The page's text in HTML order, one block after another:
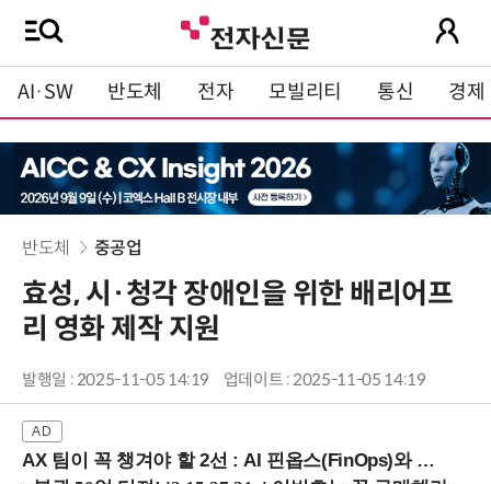
AI·SW 반도체 전자 모빌리티 통신 경제
반도체 중공업
효성, 시·청각 장애인을 위한 배리어프
리 영화 제작 지원
발행일 : 2025-11-05 14:19 업데이트 : 2025-11-05 14:19
AX 팀이 꼭 챙겨야 할 2선 : AI 핀옵스(FinOps)와 토큰 거버넌스 (8/21 잠실역)